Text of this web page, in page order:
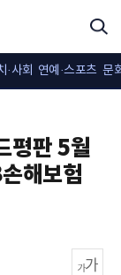
·사회 연예·스포츠 문
평판 5월
해보험